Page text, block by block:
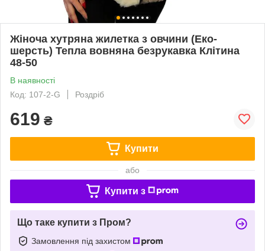
Жіноча хутряна жилетка з овчини (Еко-
шерсть) Тепла вовняна безрукавка Клітина
48-50
В наявності
Код: 107-2-G
Роздріб
619 ₴
Купити
або
Купити з
Що таке купити з Пром?
Замовлення під захистом